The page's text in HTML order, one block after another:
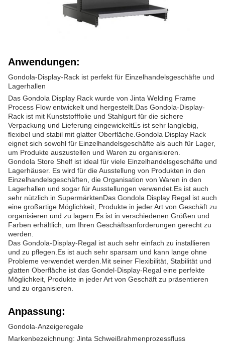
Anwendungen:
Gondola-Display-Rack ist perfekt für Einzelhandelsgeschäfte und
Lagerhallen
Das Gondola Display Rack wurde von Jinta Welding Frame
Process Flow entwickelt und hergestellt.Das Gondola-Display-
Rack ist mit Kunststofffolie und Stahlgurt für die sichere
Verpackung und Lieferung eingewickeltEs ist sehr langlebig,
flexibel und stabil mit glatter Oberfläche.Gondola Display Rack
eignet sich sowohl für Einzelhandelsgeschäfte als auch für Lager,
um Produkte auszustellen und Waren zu organisieren.
Gondola Store Shelf ist ideal für viele Einzelhandelsgeschäfte und
Lagerhäuser. Es wird für die Ausstellung von Produkten in den
Einzelhandelsgeschäften, die Organisation von Waren in den
Lagerhallen und sogar für Ausstellungen verwendet.Es ist auch
sehr nützlich in SupermärktenDas Gondola Display Regal ist auch
eine großartige Möglichkeit, Produkte in jeder Art von Geschäft zu
organisieren und zu lagern.Es ist in verschiedenen Größen und
Farben erhältlich, um Ihren Geschäftsanforderungen gerecht zu
werden.
Das Gondola-Display-Regal ist auch sehr einfach zu installieren
und zu pflegen.Es ist auch sehr sparsam und kann lange ohne
Probleme verwendet werden.Mit seiner Flexibilität, Stabilität und
glatten Oberfläche ist das Gondel-Display-Regal eine perfekte
Möglichkeit, Produkte in jeder Art von Geschäft zu präsentieren
und zu organisieren.
Anpassung:
Gondola-Anzeigeregale
Markenbezeichnung: Jinta Schweißrahmenprozessfluss